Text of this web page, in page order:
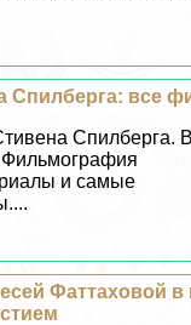
все
Спилберга.
и самые
Фаттаховой в